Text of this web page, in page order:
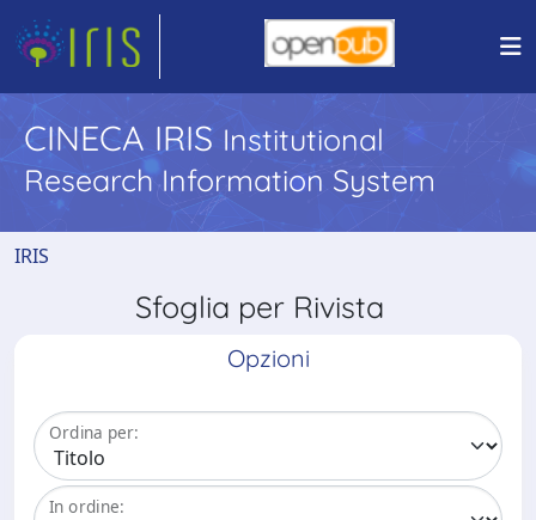
CINECA IRIS Institutional
Research Information System
IRIS
Sfoglia per Rivista
Opzioni
Ordina per:
In ordine: